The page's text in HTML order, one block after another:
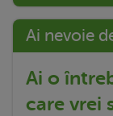
Ai nevoie
Ai o
care vrei